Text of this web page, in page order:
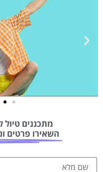
מציאת
טיסה זולה?
מתכננים טיול
השאירו פרטים